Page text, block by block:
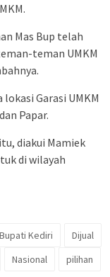
Mas Bup telah
teman UMKM
Garasi UMKM
Papar.
diakui Mamiek
di wilayah
Bupati Kediri
Dijual
Nasional
pilihan